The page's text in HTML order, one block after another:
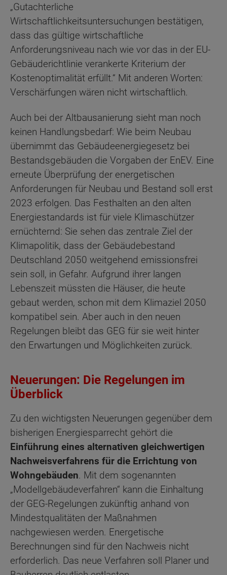
„Gutachterliche
Wirtschaftlichkeitsuntersuchungen bestätigen,
dass das gültige wirtschaftliche
Anforderungsniveau nach wie vor das in der EU-
Gebäuderichtlinie verankerte Kriterium der
Kostenoptimalität erfüllt.“ Mit anderen Worten:
Verschärfungen wären nicht wirtschaftlich.
Auch bei der Altbausanierung sieht man noch
keinen Handlungsbedarf: Wie beim Neubau
übernimmt das Gebäudeenergiegesetz bei
Bestandsgebäuden die Vorgaben der EnEV. Eine
erneute Überprüfung der energetischen
Anforderungen für Neubau und Bestand soll erst
2023 erfolgen. Das Festhalten an den alten
Energiestandards ist für viele Klimaschützer
ernüchternd: Sie sehen das zentrale Ziel der
Klimapolitik, dass der Gebäudebestand
Deutschland 2050 weitgehend emissionsfrei
sein soll, in Gefahr. Aufgrund ihrer langen
Lebenszeit müssten die Häuser, die heute
gebaut werden, schon mit dem Klimaziel 2050
kompatibel sein. Aber auch in den neuen
Regelungen bleibt das GEG für sie weit hinter
den Erwartungen und Möglichkeiten zurück.
Neuerungen: Die Regelungen im
Überblick
Zu den wichtigsten Neuerungen gegenüber dem
bisherigen Energiesparrecht gehört die
Einführung eines alternativen gleichwertigen
Nachweisverfahrens für die Errichtung von
Wohngebäuden. Mit dem sogenannten
„Modellgebäudeverfahren“ kann die Einhaltung
der GEG-Regelungen zukünftig anhand von
Mindestqualitäten der Maßnahmen
nachgewiesen werden. Energetische
Berechnungen sind für den Nachweis nicht
erforderlich. Das neue Verfahren soll Planer und